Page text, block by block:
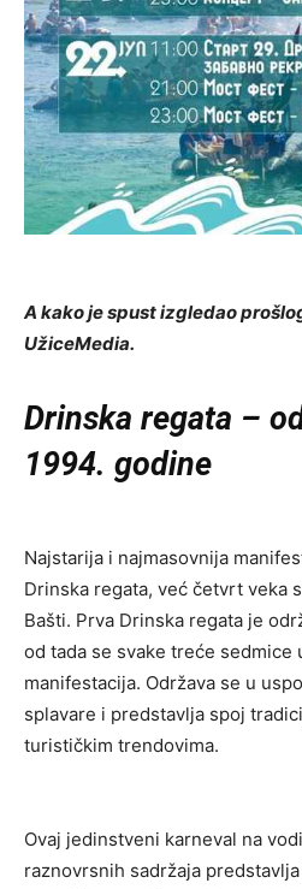
A kako je spust izgledao
UžiceMedia.
Drinska regata –
1994. godine
Najstarija i najmasovnija
Drinska regata, već četvrt veka
Bašti. Prva Drinska regata je
od tada se svake treće sedmice
manifestacija. Održava se u
splavare i predstavlja spoj
turističkim trendovima.
Ovaj jedinstveni karneval na
raznovrsnih sadržaja